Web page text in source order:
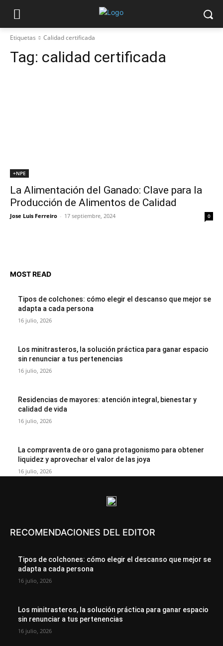
Etiquetas Calidad certificada
Tag: calidad certificada
+NPE
La Alimentación del Ganado: Clave para la
Producción de Alimentos de Calidad
Jose Luis Ferreiro - 17 septiembre, 2024 0
MOST READ
Tipos de colchones: cómo elegir el descanso que mejor se
adapta a cada persona
16 julio, 2026
Los minitrasteros, la solución práctica para ganar espacio
sin renunciar a tus pertenencias
16 julio, 2026
Residencias de mayores: atención integral, bienestar y
calidad de vida
16 julio, 2026
La compraventa de oro gana protagonismo para obtener
liquidez y aprovechar el valor de las joya
16 julio, 2026
RECOMENDACIONES DEL EDITOR
Tipos de colchones: cómo elegir el descanso que mejor se
adapta a cada persona
16 julio, 2026
Los minitrasteros, la solución práctica para ganar espacio
sin renunciar a tus pertenencias
16 julio, 2026